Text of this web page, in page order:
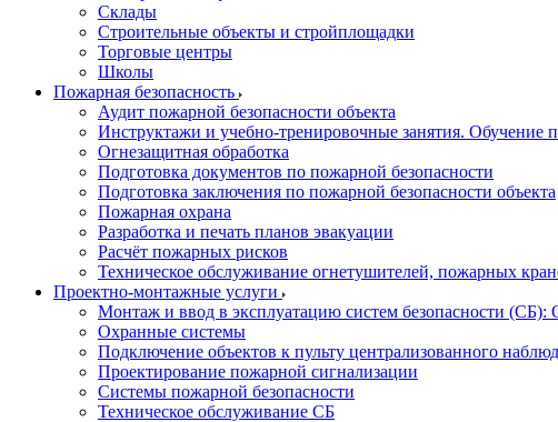
Склады
Строительные объекты и стройплощадки
Торговые центры
Школы
Пожарная безопасность
Аудит пожарной безопасности объекта
Инструктажи и учебно-тренировочные занятия.
Огнезащитная обработка
Подготовка документов по пожарной безопасности
Подготовка заключения по пожарной безопасности объекта
Пожарная охрана
Разработка и печать планов эвакуации
Расчёт пожарных рисков
Техническое обслуживание огнетушителей, пожарных
Проектно-монтажные услуги
Монтаж и ввод в эксплуатацию систем безопасности
Охранные системы
Подключение объектов к пульту централизованного
Проектирование пожарной сигнализации
Системы пожарной безопасности
Техническое обслуживание СБ